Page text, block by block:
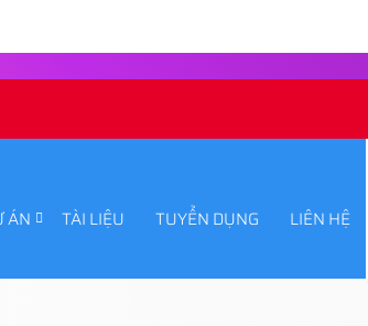
ÁN TÀI LIỆU TUYỂN DỤNG LIÊN HỆ